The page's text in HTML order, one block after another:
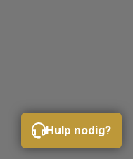
Hulp nodig?